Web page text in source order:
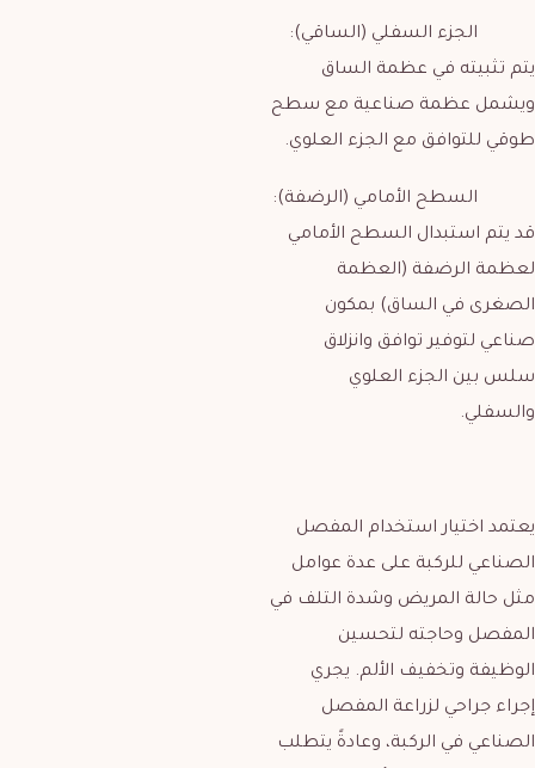
الجزء السفلي (الساقي):
يتم تثبيته في عظمة الساق
ويشمل عظمة صناعية مع سطح
طوقي للتوافق مع الجزء العلوي.
السطح الأمامي (الرضفة):
قد يتم استبدال السطح الأمامي
لعظمة الرضفة (العظمة
الصغرى في الساق) بمكون
صناعي لتوفير توافق وانزلاق
سلس بين الجزء العلوي
والسفلي.
يعتمد اختيار استخدام المفصل
الصناعي للركبة على عدة عوامل
مثل حالة المريض وشدة التلف في
المفصل وحاجته لتحسين
الوظيفة وتخفيف الألم. يجري
إجراء جراحي لزراعة المفصل
الصناعي في الركبة، وعادةً يتطلب